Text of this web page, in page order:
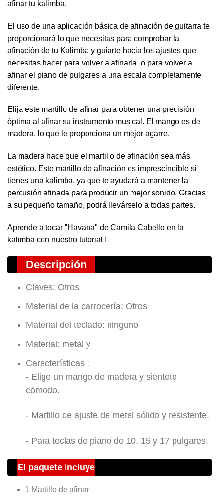
afinar tu kalimba.
El uso de una aplicación básica de afinación de guitarra te
proporcionará lo que necesitas para comprobar la
afinación de tu Kalimba y guiarte hacia los ajustes que
necesitas hacer para volver a afinarla, o para volver a
afinar el piano de pulgares a una escala completamente
diferente.
Elija este martillo de afinar para obtener una precisión
óptima al afinar su instrumento musical. El mango es de
madera, lo que le proporciona un mejor agarre.
La madera hace que el martillo de afinación sea más
estético. Este martillo de afinación es imprescindible si
tienes una kalimba, ya que te ayudará a mantener la
percusión afinada para producir un mejor sonido. Gracias
a su pequeño tamaño, podrá llevárselo a todas partes.
Aprende a tocar "Havana" de Camila Cabello en la
kalimba con nuestro tutorial !
Descripción
Claves: Otros
Material de la carrocería: Otros
Material del teclado: ninguno
Material: metal y
Características :
- Elige un mango de madera y siéntete
cómodo.
- Martillo de ajuste de metal sólido y resistente.
- Para teclas de piano de 10, 15 y 17 pulgares.
El paquete incluye
1 Martillo de afinar